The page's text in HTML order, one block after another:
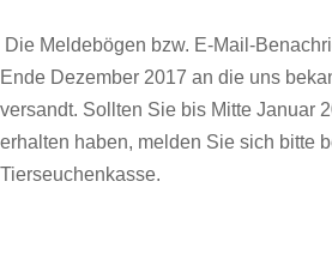
Die Meldebögen bzw. E-Mail-
Ende Dezember 2017 an die uns
versandt. Sollten Sie bis Mitte Januar
erhalten haben, melden Sie sich bitte
Tierseuchenkasse.